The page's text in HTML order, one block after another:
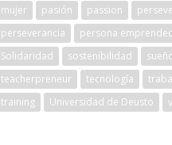
mujer
pasión passion
perseverancia
persona
Solidaridad
sostenibilidad
teacherpreneur
tecnología
training
Universidad de Deusto